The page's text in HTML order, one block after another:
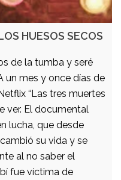
HUESOS SECOS
de la tumba y seré
un mes y once días de
“Las tres muertes
ver. El documental
lucha, que desde
su vida y se
al no saber el
fue víctima de